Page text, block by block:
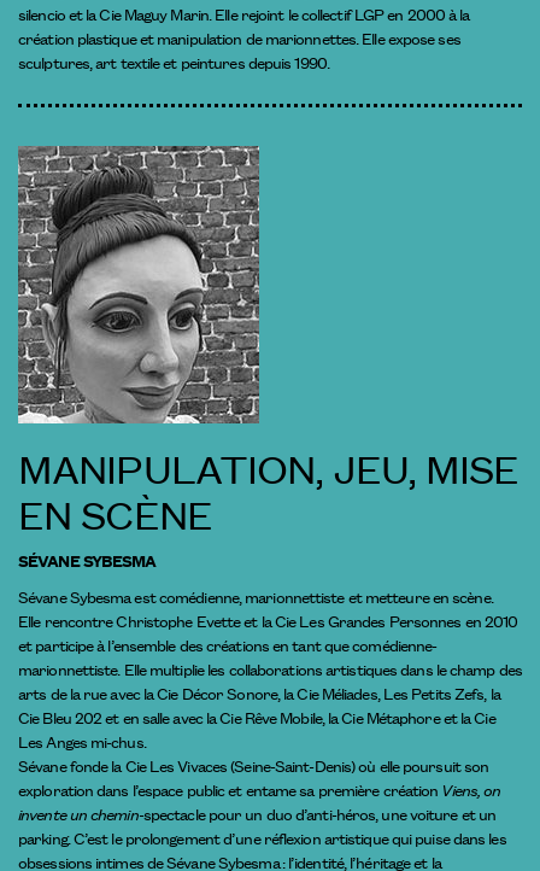
silencio et la Cie Maguy Marin. Elle rejoint le collectif LGP en 2000 à la
création plastique et manipulation de marionnettes. Elle expose ses
sculptures, art textile et peintures depuis 1990.
MANIPULATION, JEU, MISE
EN SCÈNE
SÉVANE SYBESMA
Sévane Sybesma est comédienne, marionnettiste et metteure en scène.
Elle rencontre Christophe Evette et la Cie Les Grandes Personnes en 2010
et participe à l’ensemble des créations en tant que comédienne-
marionnettiste. Elle multiplie les collaborations artistiques dans le champ des
arts de la rue avec la Cie Décor Sonore, la Cie Méliades, Les Petits Zefs, la
Cie Bleu 202 et en salle avec la Cie Rêve Mobile, la Cie Métaphore et la Cie
Les Anges mi-chus.
Sévane fonde la Cie Les Vivaces (Seine-Saint-Denis) où elle poursuit son
exploration dans l’espace public et entame sa première création Viens, on
invente un chemin-spectacle pour un duo d’anti-héros, une voiture et un
parking. C’est le prolongement d’une réflexion artistique qui puise dans les
obsessions intimes de Sévane Sybesma : l’identité, l’héritage et la